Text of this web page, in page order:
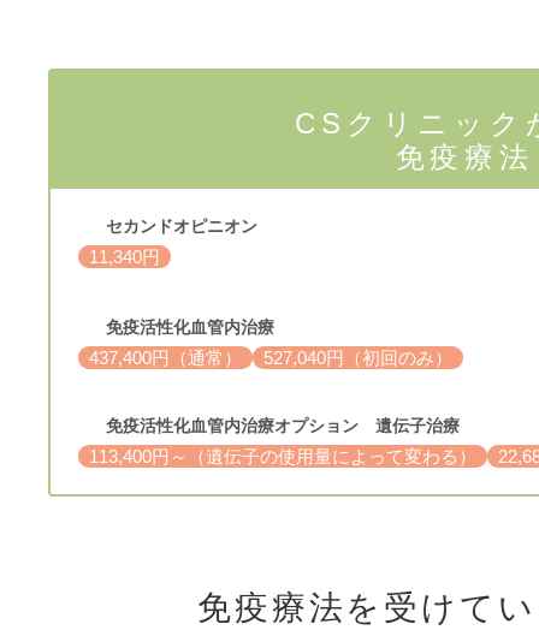
CSクリニック
免疫療
セカンドオピニオン
11,340円
免疫活性化血管内治療
437,400円（通常） 527,040円（初回のみ）
免疫活性化血管内治療オプション 遺伝子治療
113,400円～（遺伝子の使用量によって変わる）
免疫療法を受けて